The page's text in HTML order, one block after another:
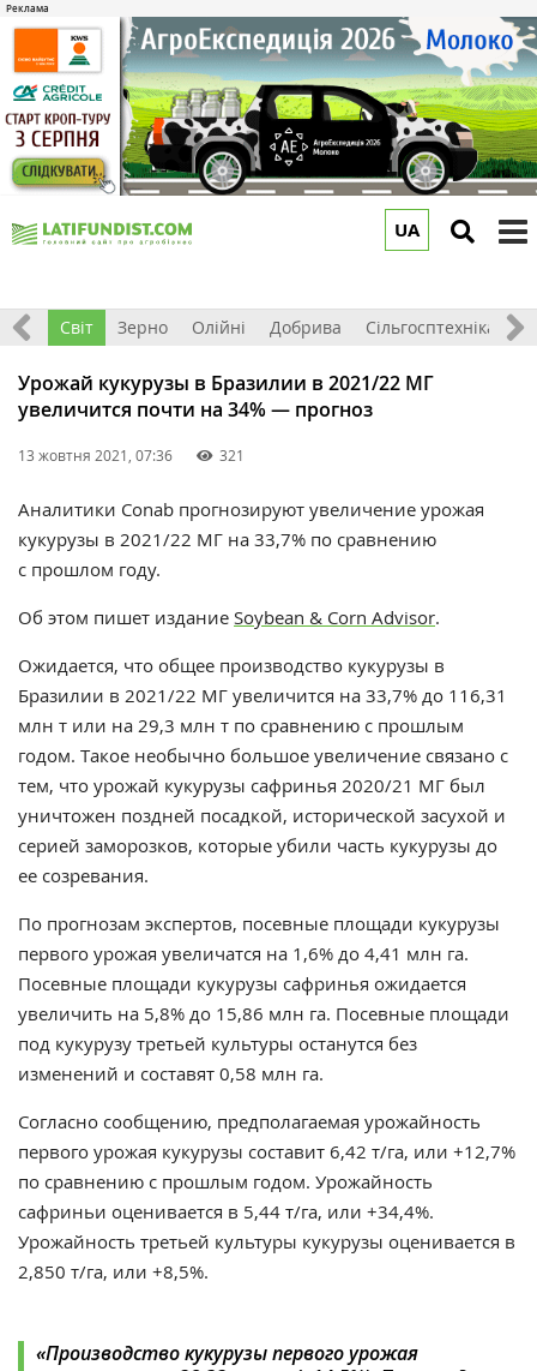
UA
Світ Зерно Олійні Добрива Сільгосптехніка
Урожай кукурузы в Бразилии в 2021/22 МГ
увеличится почти на 34% — прогноз
13 жовтня 2021, 07:36 321
Аналитики Conab прогнозируют увеличение урожая
кукурузы в 2021/22 МГ на 33,7% по сравнению
с прошлом году.
Об этом пишет издание Soybean & Corn Advisor.
Ожидается, что общее производство кукурузы в
Бразилии в 2021/22 МГ увеличится на 33,7% до 116,31
млн т или на 29,3 млн т по сравнению с прошлым
годом. Такое необычно большое увеличение связано с
тем, что урожай кукурузы сафринья 2020/21 МГ был
уничтожен поздней посадкой, исторической засухой и
серией заморозков, которые убили часть кукурузы до
ее созревания.
По прогнозам экспертов, посевные площади кукурузы
первого урожая увеличатся на 1,6% до 4,41 млн га.
Посевные площади кукурузы сафринья ожидается
увеличить на 5,8% до 15,86 млн га. Посевные площади
под кукурузу третьей культуры останутся без
изменений и составят 0,58 млн га.
Согласно сообщению, предполагаемая урожайность
первого урожая кукурузы составит 6,42 т/га, или +12,7%
по сравнению с прошлым годом. Урожайность
сафриньи оценивается в 5,44 т/га, или +34,4%.
Урожайность третьей культуры кукурузы оценивается в
2,850 т/га, или +8,5%.
«Производство кукурузы первого урожая